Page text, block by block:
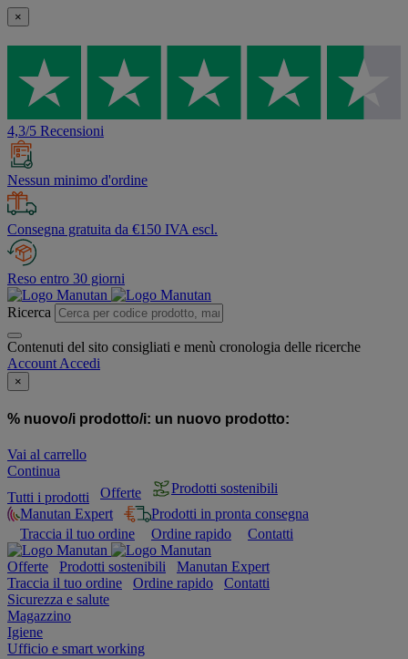
×
4,3/5 Recensioni
Nessun minimo d'ordine
Consegna gratuita da €150 IVA escl.
Reso entro 30 giorni
Ricerca
Contenuti del sito consigliati e menù cronologia delle ricerche
Account Accedi
×
% nuovo/i prodotto/i: un nuovo prodotto:
Vai al carrello
Continua
Tutti i prodotti
Offerte
Prodotti sostenibili
Manutan Expert
Prodotti in pronta consegna
Traccia il tuo ordine
Ordine rapido Contatti
Offerte Prodotti sostenibili
Manutan Expert
Traccia il tuo ordine
Ordine rapido
Contatti
Sicurezza e salute
Magazzino
Igiene
Ufficio e smart working